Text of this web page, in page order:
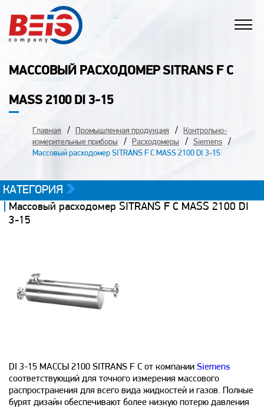
МАССОВЫЙ РАСХОДОМЕР SITRANS F C
MASS 2100 DI 3-15
Главная Промышленная продукция
Контрольно-
измерительные приборы
Расходомеры
Siemens
Массовый расходомер SITRANS F C MASS 2100 DI 3-15
КАТЕГОРИЯ
Массовый расходомер SITRANS F C MASS 2100 DI
3-15
DI 3-15 МАССЫ 2100 SITRANS F C от компании Siemens
соответствующий для точного измерения массового
распространения для всего вида жидкостей и газов. Полные
бурят дизайн обеспечивают более низкую потерю давления